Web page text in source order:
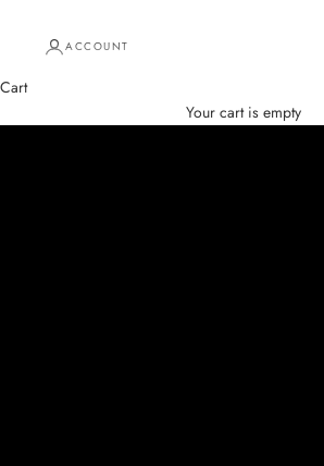
ACCOUNT
Cart
Your cart is empty
Meet your PMU essentials